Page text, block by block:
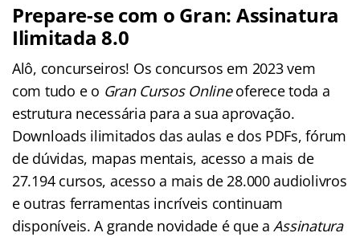
Prepare-se com o Gran: Assinatura
Ilimitada 8.0
Alô, concurseiros! Os concursos em 2023 vem
com tudo e o Gran Cursos Onlineoferece toda a
estrutura necessária para a sua aprovação.
Downloads ilimitados das aulas e dos PDFs, fórum
de dúvidas, mapas mentais, acesso a mais de
27.194 cursos, acesso a mais de 28.000 audiolivros
e outras ferramentas incríveis continuam
disponíveis. A grande novidade é que aAssinatura